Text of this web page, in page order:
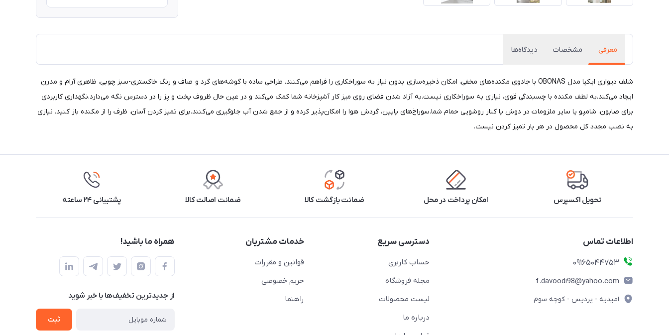
معرفی مشخصات دیدگاه‌ها
شلف دیواری ایکیا مدل OBONAS با جادوی مکنده‌های مخفی، امکان ذخیره‌سازی بدون نیاز به سوراخکاری را فراهم می‌کنند. طراحی ساده با گوشه‌های گرد و صاف و رنگ خاکستری-سبز چوبی، ظاهری آرام و مدرن
ایجاد می‌کند.به لطف مکنده با چسبندگی قوی، نیازی به سوراخکاری نیست.به آزاد شدن فضای روی میز کار آشپزخانه شما کمک می‌کند و در عین حال ظروف پخت و پز را در دسترس نگه می‌دارد.نگهداری کاربردی
برای صابون، شامپو یا سایر ملزومات در دوش یا کنار روشویی حمام شما.سوراخ‌های پایین، گردش هوا را امکان‌پذیر کرده و از جمع شدن آب جلوگیری می‌کنند.برای تمیز کردن آسان، ظرف را از مکنده باز کنید. نیازی
به نصب مجدد کل محصول در هر بار تمیز کردن نیست.
تحویل اکسپرس امکان پرداخت در محل ضمانت بازگشت کالا ضمانت اصالت کالا پشتیبانی ۲۴ ساعته
اطلاعات تماس
09165044753
f.davoodi98@yahoo.com
امیدیه - پردیس - کوچه سوم
دسترسی سریع
حساب کاربری
مجله فروشگاه
لیست محصولات
درباره ما
خدمات مشتریان
قوانین و مقررات
حریم خصوصی
راهنما
همراه ما باشید!
از جدید‌ترین تخفیف‌ها با‌ خبر شوید
ثبت